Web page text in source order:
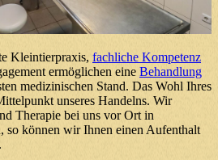
Kleintierpraxis, fachliche Kompetenz
ermöglichen eine Behandlung
medizinischen Stand. Das Wohl Ihres
unseres Handelns. Wir
Therapie bei uns vor Ort in
so können wir Ihnen einen Aufenthalt